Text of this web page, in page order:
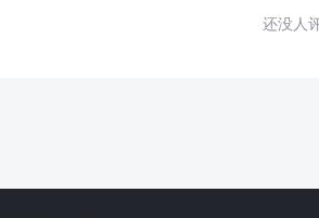
还没人